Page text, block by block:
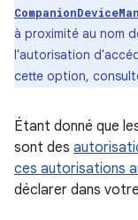
à proximité au nom
l'autorisation
cette option,
Étant donné que
sont des
ces autorisations
déclarer dans